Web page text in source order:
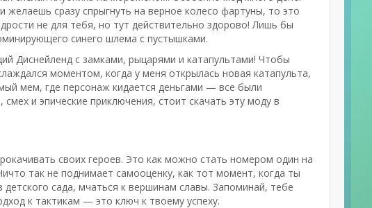
сразу спрыгнуть на верное колесо фартуны, то это
не для тебя, но тут действительно здорово! Лишь бы
синего шлема с пустышками.
Диснейленд с замками, рыцарями и катапультами! Чтобы
моментом, когда у меня открылась новая катапульта,
мем, где персонаж кидается деньгами — все были
и эпические приключения, стоит скачать эту моду в
своих героев. Это как можно стать номером один на
так не поднимает самооценку, как тот момент, когда ты
сада, мчаться к вершинам славы. Запоминай, тебе
к тактикам — это ключ к твоему успеху.